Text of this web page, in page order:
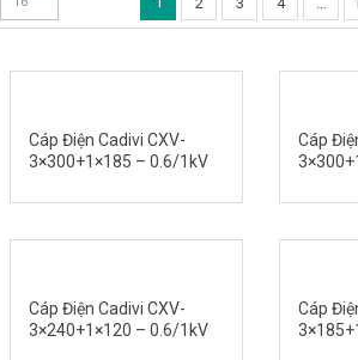
Cáp Điện Cadivi CXV-
3×300+1×185 – 0.6/1kV
Cáp
Cáp Điện Cadivi CXV-
3×240+1×120 – 0.6/1kV
Cáp